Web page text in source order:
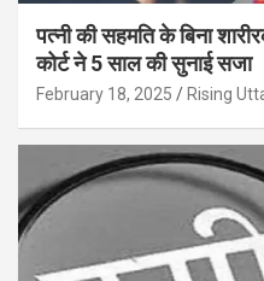
पत्नी की सहमति के बिना
कोर्ट ने 5 साल की सुनाई सजा
February 18, 2025 Rising